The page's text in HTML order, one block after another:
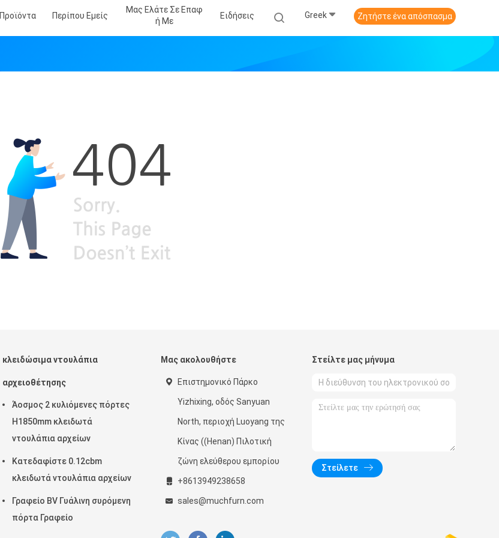
Προϊόντα Περίπου Εμείς
Μας Ελάτε Σε Επαφ
Ή Με
Ειδήσεις Greek Ζητήστε ένα απόσπασμα
κλειδώσιμα ντουλάπια
αρχειοθέτησης
Άοσμος 2 κυλιόμενες πόρτες
H1850mm κλειδωτά
ντουλάπια αρχείων
Κατεδαφίστε 0.12cbm
κλειδωτά ντουλάπια αρχείων
Γραφείο BV Γυάλινη συρόμενη
πόρτα Γραφείο
Μας ακολουθήστε
Επιστημονικό Πάρκο
Yizhixing, οδός Sanyuan
North, περιοχή Luoyang της
Κίνας ((Henan) Πιλοτική
ζώνη ελεύθερου εμπορίου
+8613949238658
sales@muchfurn.com
Στείλτε μας μήνυμα
Στείλετε